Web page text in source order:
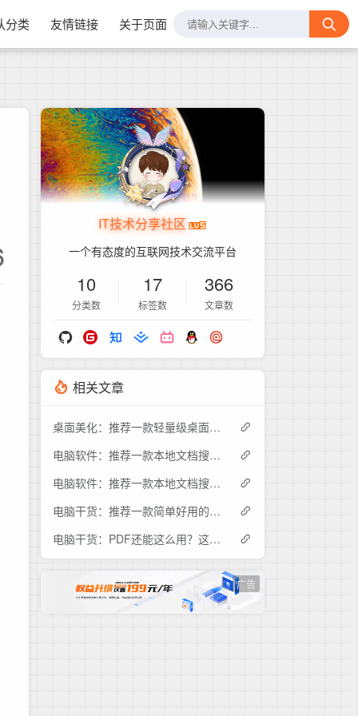
分类 友情链接 关于页面
IT技术分享社区
一个有态度的互联网技术交流平台
10
分类数
17
标签数
366
文章数
相关文章
桌面美化：推荐一款轻量级桌面时钟工具DesktopDigitalClock
电脑软件：推荐一款本地文档搜索神器，赶快下载试试吧！
电脑软件：推荐一款本地文档搜索神器AnyTXTSearcher
电脑干货：推荐一款简单好用的电脑端蓝牙电量监控工具
电脑干货：PDF还能这么用？这款工具让你的演示像PPT一样流畅
广告